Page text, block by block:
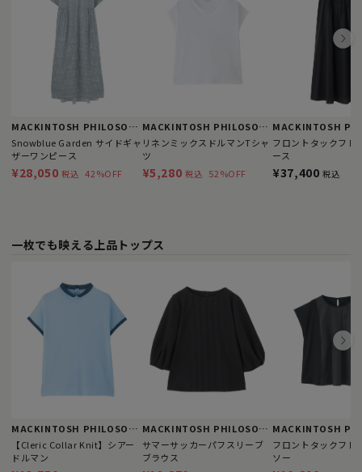
MACKINTOSH PHILOSOPHY
Snowblue Garden サイドギャ
ザーワンピース
¥28,050 税込 42%OFF
MACKINTOSH PHILOSOPHY
リネンミックスドルマンTシャ
ツ
¥5,280 税込 52%OFF
フロントタックフレ
ース
¥37,400 税込
一枚でも映える上品トップス
MACKINTOSH PHILOSOPHY
【Cleric Collar Knit】シアー
ドルマン
MACKINTOSH PHILOSOPHY
サマーサッカーパフスリーブ
ブラウス
フロントタックフレ
ソー